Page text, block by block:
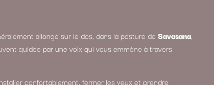
allongé sur le dos, dans la posture de Savasana,
guidée par une voix qui vous emmène à travers
confortablement, fermer les yeux et prendre